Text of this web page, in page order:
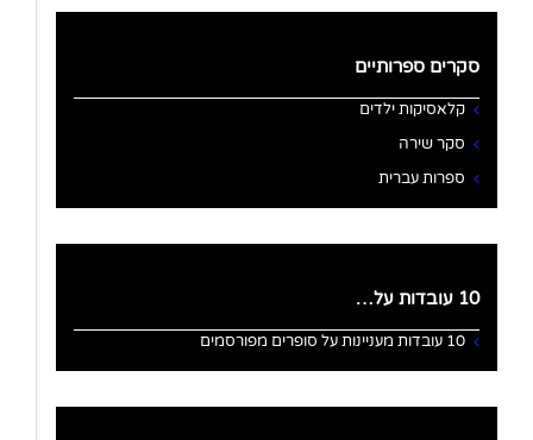
סקרים ספרותיים
קלאסיקות ילדים
סקר שירה
ספרות עברית
10 עובדות על…
10 עובדות מעניינות על סופרים מפורסמים